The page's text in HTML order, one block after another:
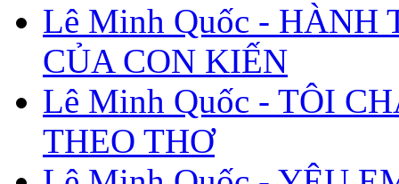
Lê Minh Quốc - HÀNH
CỦA CON KIẾN
Lê Minh Quốc - TÔI
THEO THƠ